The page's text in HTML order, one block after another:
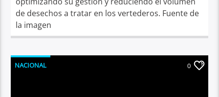
de desechos a tratar en los vertederos. Fuente de
la imagen
NACIONAL 0